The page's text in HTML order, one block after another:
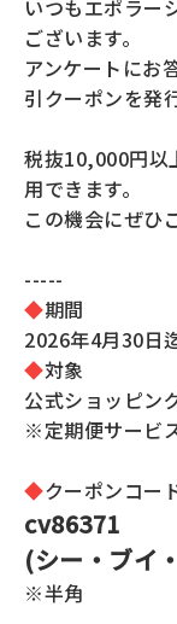
いつもエポラー
ございます。
アンケートにお
引クーポンを発
税抜10,000円以
用できます。
この機会にぜひ
-----
◆期間
2026年4月30日
◆対象
公式ショッピン
※定期便サービ
◆クーポンコー
cv86371
(シー・ブイ
※半角